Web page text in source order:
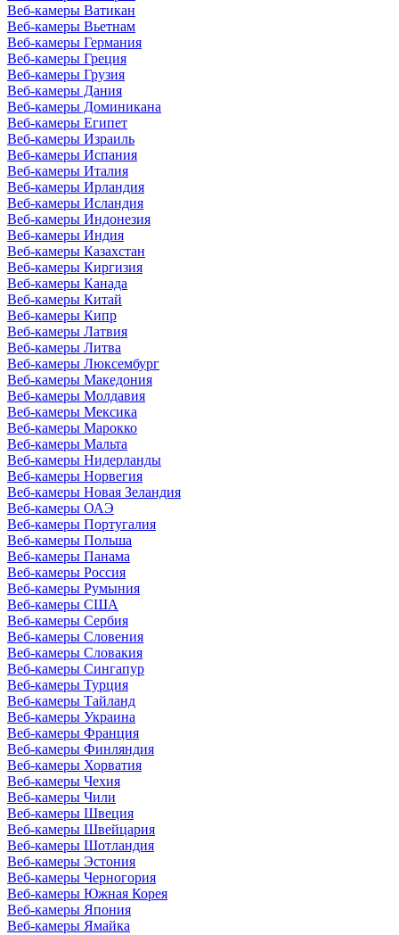
Веб-камеры Ватикан
Веб-камеры Вьетнам
Веб-камеры Германия
Веб-камеры Греция
Веб-камеры Грузия
Веб-камеры Дания
Веб-камеры Доминикана
Веб-камеры Египет
Веб-камеры Израиль
Веб-камеры Испания
Веб-камеры Италия
Веб-камеры Ирландия
Веб-камеры Исландия
Веб-камеры Индонезия
Веб-камеры Индия
Веб-камеры Казахстан
Веб-камеры Киргизия
Веб-камеры Канада
Веб-камеры Китай
Веб-камеры Кипр
Веб-камеры Латвия
Веб-камеры Литва
Веб-камеры Люксембург
Веб-камеры Македония
Веб-камеры Молдавия
Веб-камеры Мексика
Веб-камеры Марокко
Веб-камеры Мальта
Веб-камеры Нидерланды
Веб-камеры Норвегия
Веб-камеры Новая Зеландия
Веб-камеры ОАЭ
Веб-камеры Португалия
Веб-камеры Польша
Веб-камеры Панама
Веб-камеры Россия
Веб-камеры Румыния
Веб-камеры США
Веб-камеры Сербия
Веб-камеры Словения
Веб-камеры Словакия
Веб-камеры Сингапур
Веб-камеры Турция
Веб-камеры Тайланд
Веб-камеры Украина
Веб-камеры Франция
Веб-камеры Финляндия
Веб-камеры Хорватия
Веб-камеры Чехия
Веб-камеры Чили
Веб-камеры Швеция
Веб-камеры Швейцария
Веб-камеры Шотландия
Веб-камеры Эстония
Веб-камеры Черногория
Веб-камеры Южная Корея
Веб-камеры Япония
Веб-камеры Ямайка